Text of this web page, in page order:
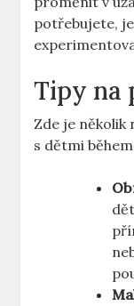
‌potřebujete,
Tipy na
Zde je několik
s dětmi